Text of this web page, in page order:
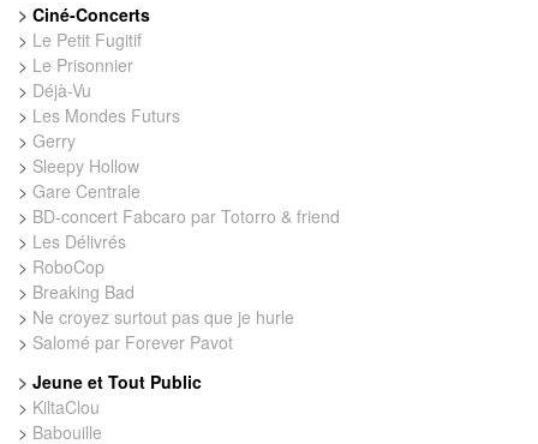
> Ciné-Concerts
> Le Petit Fugitif
> Le Prisonnier
> Déjà-Vu
> Les Mondes Futurs
> Gerry
> Sleepy Hollow
> Gare Centrale
> BD-concert Fabcaro par Totorro & friend
> Les Délivrés
> RoboCop
> Breaking Bad
> Ne croyez surtout pas que je hurle
> Salomé par Forever Pavot
> Jeune et Tout Public
> KiltaClou
> Babouille